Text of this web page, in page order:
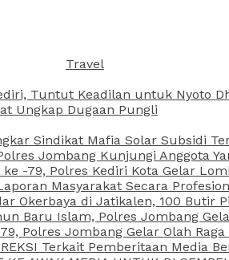
Travel
Tuntut Keadilan untuk Nyoto
Ungkap Dugaan Pungli
Sindikat Mafia Solar Subsidi
Jombang Kunjungi Anggota
-79, Polres Kediri Kota Gelar
Masyarakat Secara
Okerbaya di Jatikalen, 100 Butir
Baru Islam, Polres Jombang
Polres Jombang Gelar Olah
Terkait Pemberitaan Media